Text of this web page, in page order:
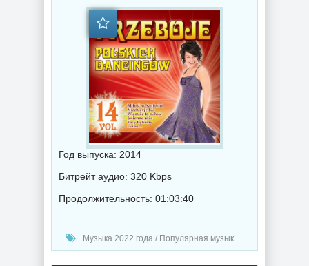
Год выпуска: 2014
Битрейт аудио: 320 Kbps
Продолжительность: 01:03:40
Музыка 2022 года / Популярная музыка / Поп музыка / Музыка VA